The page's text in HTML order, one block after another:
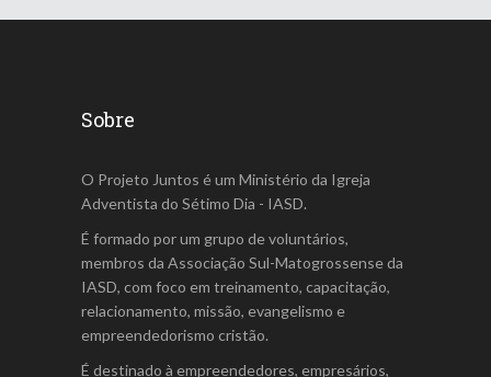
Sobre
O Projeto Juntos é um Ministério da Igreja
Adventista do Sétimo Dia - IASD.
É formado por um grupo de voluntários,
membros da Associação Sul-Matogrossense da
IASD, com foco em treinamento, capacitação,
relacionamento, missão, evangelismo e
empreendedorismo cristão.
É destinado à empreendedores, empresários,